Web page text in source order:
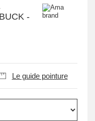
-
Le guide pointure